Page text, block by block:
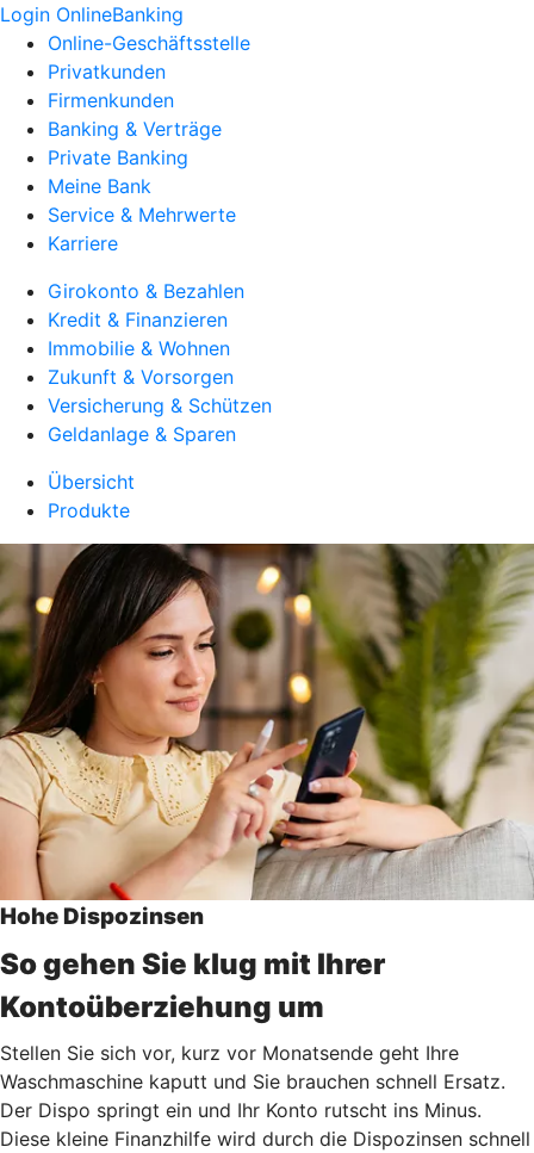
Login OnlineBanking
Online-Geschäftsstelle
Privatkunden
Firmenkunden
Banking & Verträge
Private Banking
Meine Bank
Service & Mehrwerte
Karriere
Girokonto & Bezahlen
Kredit & Finanzieren
Immobilie & Wohnen
Zukunft & Vorsorgen
Versicherung & Schützen
Geldanlage & Sparen
Übersicht
Produkte
Hohe Dispozinsen
So gehen Sie klug mit Ihrer
Kontoüberziehung um
Stellen Sie sich vor, kurz vor Monatsende geht Ihre
Waschmaschine kaputt und Sie brauchen schnell Ersatz.
Der Dispo springt ein und Ihr Konto rutscht ins Minus.
Diese kleine Finanzhilfe wird durch die Dispozinsen schnell